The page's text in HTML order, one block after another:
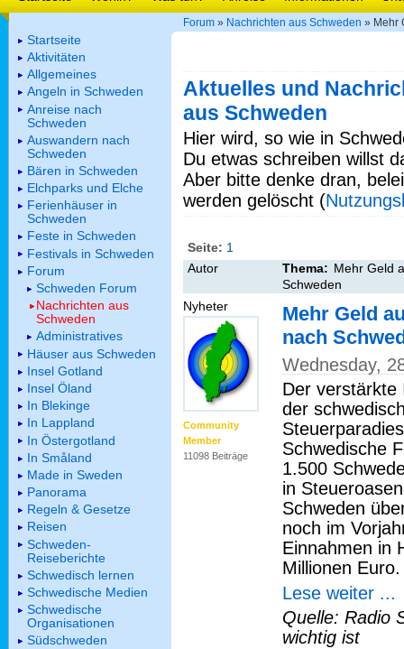
Forum » Nachrichten aus Schweden » Mehr
Aktuelles und
aus Schweden
Hier wird, so wie in
Du etwas schreiben willst
Aber bitte denke dran,
werden gelöscht (
Seite: 1
Autor
Thema: Mehr Geld
Schweden
Nyheter
Community
Member
11098 Beiträge
Mehr Geld
nach
Wednesday,
Der verstärkte
der
Schwedische
1.500
in
Schweden
noch im
Einnahmen in
Millionen Euro.
Lese weiter ...
Quelle: Radio
wichtig ist
Startseite
Aktivitäten
Allgemeines
Angeln in Schweden
Anreise nach
Schweden
Auswandern nach
Schweden
Bären in Schweden
Elchparks und Elche
Ferienhäuser in
Schweden
Feste in Schweden
Festivals in Schweden
Forum
Schweden Forum
Nachrichten aus
Schweden
Administratives
Häuser aus Schweden
Insel Gotland
Insel Öland
In Blekinge
In Lappland
In Östergotland
In Småland
Made in Sweden
Panorama
Regeln & Gesetze
Reisen
Schweden-
Reiseberichte
Schwedisch lernen
Schwedische Medien
Schwedische
Organisationen
Südschweden